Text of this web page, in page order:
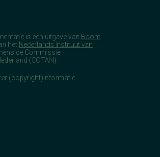
is een uitgave van Boom
het Nederlands Instituut van
de Commissie
(COTAN).
(copyright)informatie.